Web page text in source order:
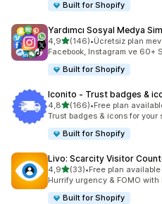
Built for Shopify
Yardımcı Sosyal Medya
4,95 yıldız üzerinden
(146)
toplam 146 değerlendirme
•Ücretsiz plan
Facebook, Instagram ve 60+
Built for Shopify
Iconito ‑ Trust badges &
4,85 yıldız üzerinden
(166)
toplam 166 değerlendirme
•Free plan
Trust badges & icons for
Built for Shopify
Livo: Scarcity Visitor
4,95 yıldız üzerinden
(33)
toplam 33 değerlendirme
•Free plan available
Hurrify urgency & FOMO
Built for Shopify